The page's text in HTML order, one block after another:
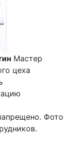
Мастер
цеха
Фото